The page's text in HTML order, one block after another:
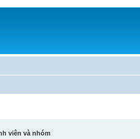
viên và nhóm